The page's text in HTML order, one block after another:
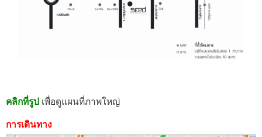
คลิกที่รูป เพื่อดูแผนที่ภาพใหญ่
การเดินทาง